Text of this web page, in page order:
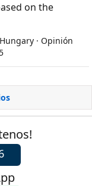
on the
· Opinión